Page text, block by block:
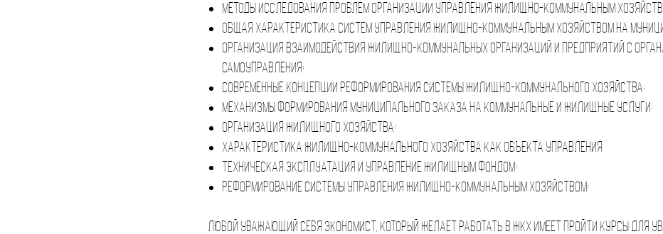
Методы исследования проблем организации управления жилищно-коммунальным
Общая характеристика систем управления жилищно-коммунальным хозяйством на
Организация взаимодействия жилищно-коммунальных организаций и предприятий с
самоуправления;
Современные концепции реформирования системы жилищно-коммунального хозяйства;
Механизмы формирования муниципального заказа на коммунальные и жилищные услуги;
Организация жилищного хозяйства;
Характеристика жилищно-коммунального хозяйства как объекта управления
Техническая эксплуатация и управление жилищным фондом;
Реформирование системы управления жилищно-коммунальным хозяйством;
Любой уважающий себя экономист, который желает работать в ЖКХ имеет пройти курсы для